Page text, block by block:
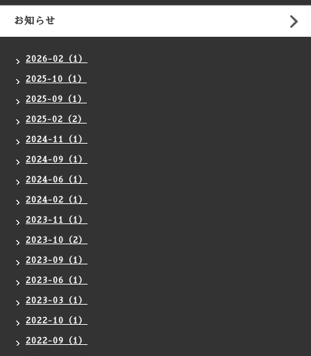
お知らせ
2026-02（1）
2025-10（1）
2025-09（1）
2025-02（2）
2024-11（1）
2024-09（1）
2024-06（1）
2024-02（1）
2023-11（1）
2023-10（2）
2023-09（1）
2023-06（1）
2023-03（1）
2022-10（1）
2022-09（1）